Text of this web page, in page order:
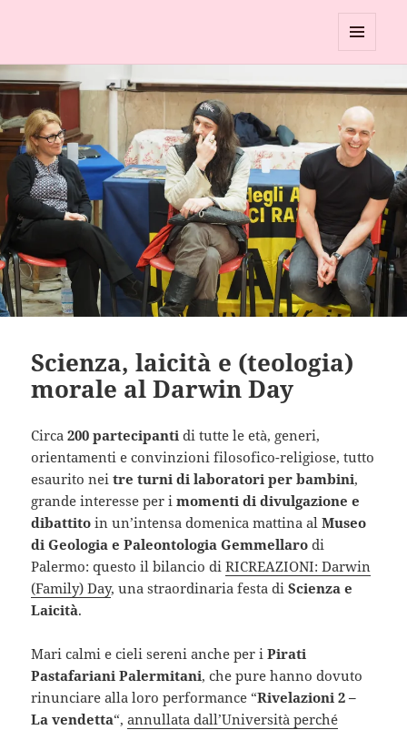
WIDGET
Scienza, laicità e (teologia)
morale al Darwin Day
Circa200 partecipanti di tutte le età, generi,
orientamenti e convinzioni filosofico-religiose, tutto
esaurito neitre turni di laboratori per bambini,
grande interesse per imomenti di divulgazione e
dibattito in un’intensa domenica mattina alMuseo
di Geologia e Paleontologia Gemmellaro di
Palermo: questo il bilancio diRICREAZIONI: Darwin
(Family) Day, una straordinaria festa diScienza e
Laicità.
Mari calmi e cieli sereni anche per iPirati
Pastafariani Palermitani, che pure hanno dovuto
rinunciare alla loro performance “Rivelazioni 2 –
La vendetta“,annullata dall’Università perché